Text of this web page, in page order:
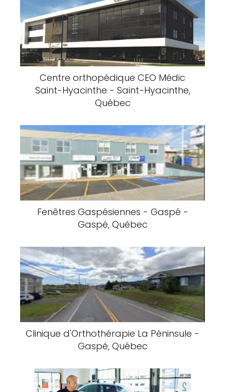
Centre orthopédique CEO Médic
Saint-Hyacinthe - Saint-Hyacinthe,
Québec
Fenêtres Gaspésiennes - Gaspé -
Gaspé, Québec
Clinique d'Orthothérapie La Péninsule -
Gaspé, Québec